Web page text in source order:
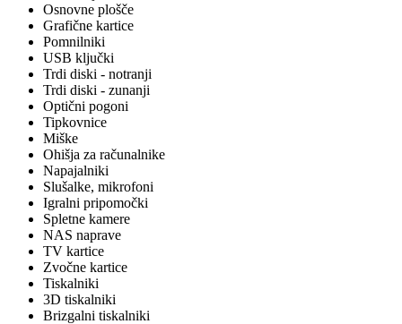
Osnovne plošče
Grafične kartice
Pomnilniki
USB ključki
Trdi diski - notranji
Trdi diski - zunanji
Optični pogoni
Tipkovnice
Miške
Ohišja za računalnike
Napajalniki
Slušalke, mikrofoni
Igralni pripomočki
Spletne kamere
NAS naprave
TV kartice
Zvočne kartice
Tiskalniki
3D tiskalniki
Brizgalni tiskalniki